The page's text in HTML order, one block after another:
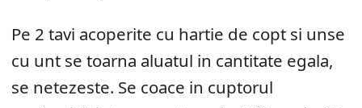
Pe 2 tavi acoperite cu hartie de copt si unse
cu unt se toarna aluatul in cantitate egala,
se netezeste. Se coace in cuptorul